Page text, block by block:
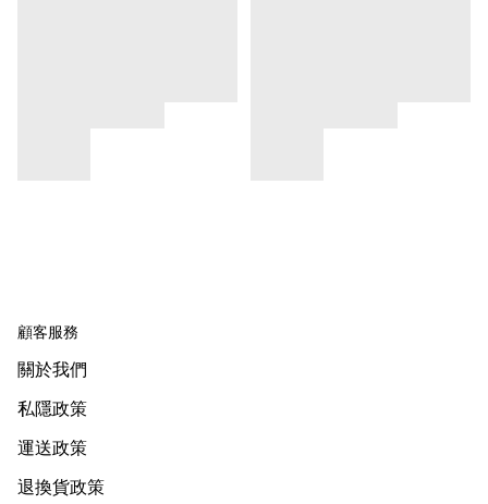
顧客服務
關於我們
私隱政策
運送政策
退換貨政策